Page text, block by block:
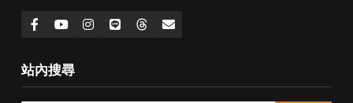
站內搜尋